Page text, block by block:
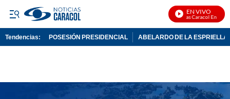
EN VIVO
Noticias Caracol En Vivo
Tendencias: POSESIÓN PRESIDENCIAL ABELARDO DE LA ESPRIELLA